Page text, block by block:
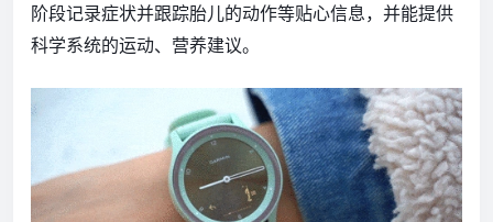
阶段记录症状并跟踪胎儿的动作等贴心信息，并能提供
科学系统的运动、营养建议。